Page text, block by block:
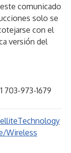
comunicado
solo se
con el
versión del
703-973-1679
Technology
Wireless